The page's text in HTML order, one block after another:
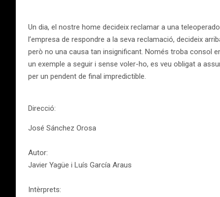
Un dia, el nostre home decideix reclamar a una
l’empresa de respondre a la seva reclamació, decideix
però no una causa tan insignificant. Només troba consol
un exemple a seguir i sense voler-ho, es veu obligat a
per un pendent de final impredictible.
Direcció:
José Sánchez Orosa
Autor:
Javier Yagüe i Luís García Araus
Intèrprets: